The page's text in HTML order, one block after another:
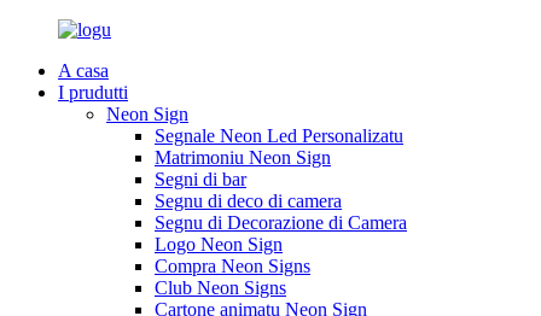
A casa
I prudutti
Neon Sign
Segnale Neon Led Personalizatu
Matrimoniu Neon Sign
Segni di bar
Segnu di deco di camera
Segnu di Decorazione di Camera
Logo Neon Sign
Compra Neon Signs
Club Neon Signs
Cartone animatu Neon Sign